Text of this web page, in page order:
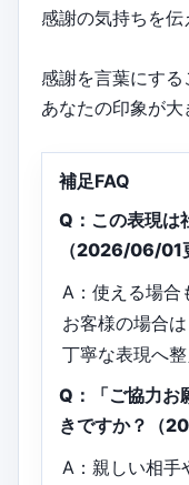
感謝の気持ちを伝
感謝を言葉にする
あなたの印象が大
補足FAQ
Q：この表現は
（2026/06/01
A：使える場合
お客様の場合
丁寧な表現へ整
Q：「ご協力お
きですか？（
A：親しい相手